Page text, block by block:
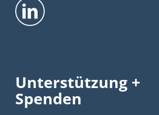
Unterstützung +
Spenden